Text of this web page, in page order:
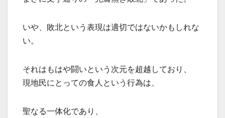
いや、敗北という表現は適切ではないかもしれな
い。
それはもはや闘いという次元を超越しており、
現地民にとっての食人という行為は、
聖なる一体化であり、